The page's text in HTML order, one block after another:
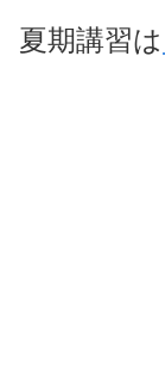
夏期講習は